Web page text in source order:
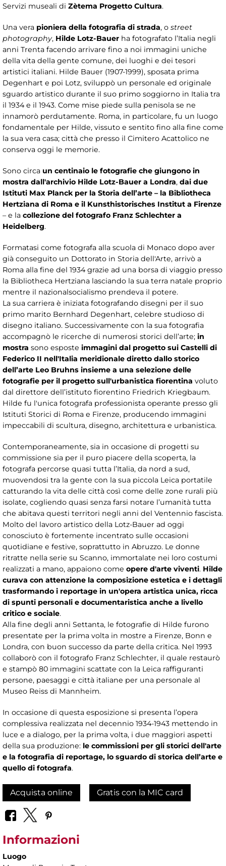
Servizi museali di Zètema Progetto Cultura.
Una vera pioniera della fotografia di strada, o street
photography, Hilde Lotz-Bauer ha fotografato l’Italia negli
anni Trenta facendo arrivare fino a noi immagini uniche
della vita della gente comune, dei luoghi e dei tesori
artistici italiani. Hilde Bauer (1907-1999), sposata prima
Degenhart e poi Lotz, sviluppò un personale ed originale
sguardo artistico durante il suo primo soggiorno in Italia tra
il 1934 e il 1943. Come mise piede sulla penisola se ne
innamorò perdutamente. Roma, in particolare, fu un luogo
fondamentale per Hilde, vissuto e sentito fino alla fine come
la sua vera casa; città che presso il Cimitero Acattolico ne
conserva oggi le memorie.
Sono circa un centinaio le fotografie che giungono in
mostra dall'archivio Hilde Lotz-Bauer a Londra, dai due
Istituti Max Planck per la Storia dell’arte – la Bibliotheca
Hertziana di Roma e il Kunsthistorisches Institut a Firenze
– e la collezione del fotografo Franz Schlechter a
Heidelberg.
Formatasi come fotografa alla scuola di Monaco dopo aver
già conseguito un Dottorato in Storia dell'Arte, arrivò a
Roma alla fine del 1934 grazie ad una borsa di viaggio presso
la Bibliotheca Hertziana lasciando la sua terra natale proprio
mentre il nazionalsocialismo prendeva il potere.
La sua carriera è iniziata fotografando disegni per il suo
primo marito Bernhard Degenhart, celebre studioso di
disegno italiano. Successivamente con la sua fotografia
accompagnò le ricerche di numerosi storici dell’arte; in
mostra sono esposte immagini dal progetto sui Castelli di
Federico II nell'Italia meridionale diretto dallo storico
dell’arte Leo Bruhns insieme a una selezione delle
fotografie per il progetto sull'urbanistica fiorentina voluto
dal direttore dell’istituto fiorentino Friedrich Kriegbaum.
Hilde fu l'unica fotografa professionista operante presso gli
Istituti Storici di Roma e Firenze, producendo immagini
impeccabili di scultura, disegno, architettura e urbanistica.
Contemporaneamente, sia in occasione di progetti su
commissione sia per il puro piacere della scoperta, la
fotografa percorse quasi tutta l’Italia, da nord a sud,
muovendosi tra la gente con la sua piccola Leica portatile
catturando la vita delle città così come delle zone rurali più
isolate, cogliendo quasi senza farsi notare l’umanità tutta
che abitava questi territori negli anni del Ventennio fascista.
Molto del lavoro artistico della Lotz-Bauer ad oggi
conosciuto è fortemente incentrato sulle occasioni
quotidiane e festive, soprattutto in Abruzzo. Le donne
ritratte nella serie su Scanno, immortalate nei loro costumi
realizzati a mano, appaiono come opere d'arte viventi. Hilde
curava con attenzione la composizione estetica e i dettagli
trasformando i reportage in un'opera artistica unica, ricca
di spunti personali e documentaristica anche a livello
critico e sociale.
Alla fine degli anni Settanta, le fotografie di Hilde furono
presentate per la prima volta in mostre a Firenze, Bonn e
Londra, con buon successo da parte della critica. Nel 1993
collaborò con il fotografo Franz Schlechter, il quale restaurò
e stampò 80 immagini scattate con la Leica raffiguranti
persone, paesaggi e città italiane per una personale al
Museo Reiss di Mannheim.
In occasione di questa esposizione si presenta l’opera
complessiva realizzata nel decennio 1934-1943 mettendo in
luce e a dialogo, per la prima volta, i due maggiori aspetti
della sua produzione: le commissioni per gli storici dell'arte
e la fotografia di reportage, lo sguardo di storica dell’arte e
quello di fotografa.
Acquista online Gratis con la MIC card
Informazioni
Luogo